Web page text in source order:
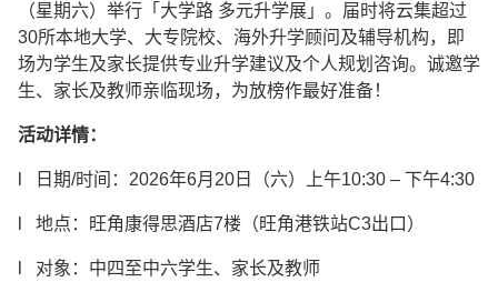
（星期六）举行「大学路 多元升学展」。届时将云集超过
30所本地大学、大专院校、海外升学顾问及辅导机构，即
场为学生及家长提供专业升学建议及个人规划咨询。诚邀学
生、家长及教师亲临现场，为放榜作最好准备！
活动详情：
l 日期/时间：2026年6月20日（六）上午10:30 – 下午4:30
l 地点：旺角康得思酒店7楼（旺角港铁站C3出口）
l 对象：中四至中六学生、家长及教师